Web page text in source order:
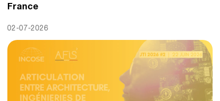
France
02-07-2026